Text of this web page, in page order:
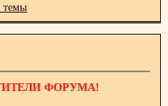
темы
ФОРУМА!